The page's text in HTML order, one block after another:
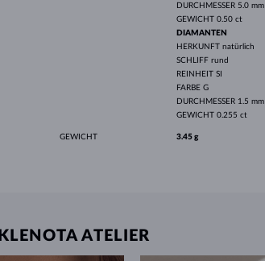
DURCHMESSER 5.0 mm
GEWICHT 0.50 ct
DIAMANTEN
HERKUNFT natürlich
SCHLIFF rund
REINHEIT SI
FARBE G
DURCHMESSER 1.5 mm
GEWICHT 0.255 ct
GEWICHT 3.45 g
KLENOTA ATELIER